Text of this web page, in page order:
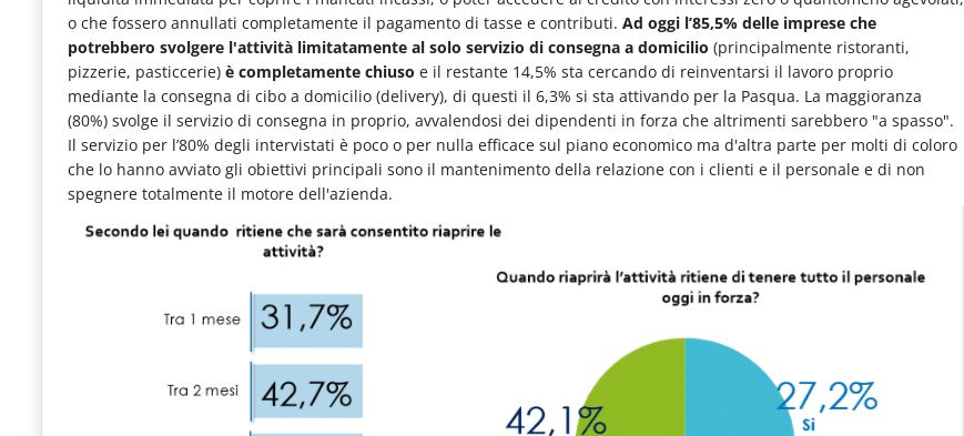
o che fossero annullati completamente il pagamento di tasse e contributi. Ad oggi l’85,5% delle imprese che
potrebbero svolgere l'attività limitatamente al solo servizio di consegna a domicilio (principalmente ristoranti,
pizzerie, pasticcerie) è completamente chiuso e il restante 14,5% sta cercando di reinventarsi il lavoro proprio
mediante la consegna di cibo a domicilio (delivery), di questi il 6,3% si sta attivando per la Pasqua. La maggioranza
(80%) svolge il servizio di consegna in proprio, avvalendosi dei dipendenti in forza che altrimenti sarebbero "a spasso".
Il servizio per l’80% degli intervistati è poco o per nulla efficace sul piano economico ma d'altra parte per molti di coloro
che lo hanno avviato gli obiettivi principali sono il mantenimento della relazione con i clienti e il personale e di non
spegnere totalmente il motore dell'azienda.